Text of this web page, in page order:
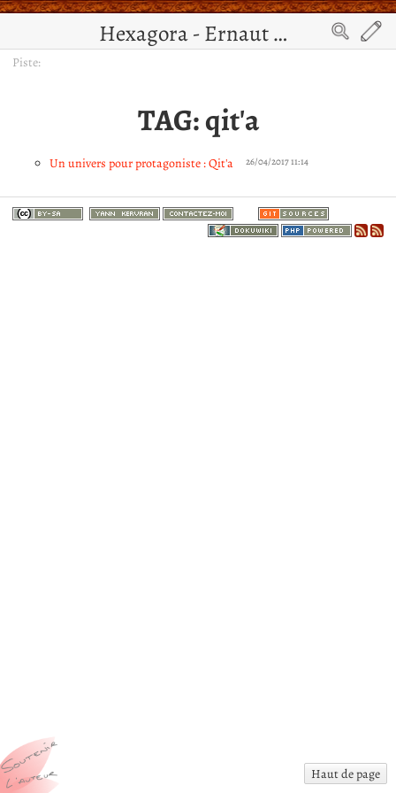
Hexagora - Ernaut de Jérusalem
Haut de page
Piste:
TAG: qit'a
Un univers pour protagoniste : Qit'a 26/04/2017 11:14